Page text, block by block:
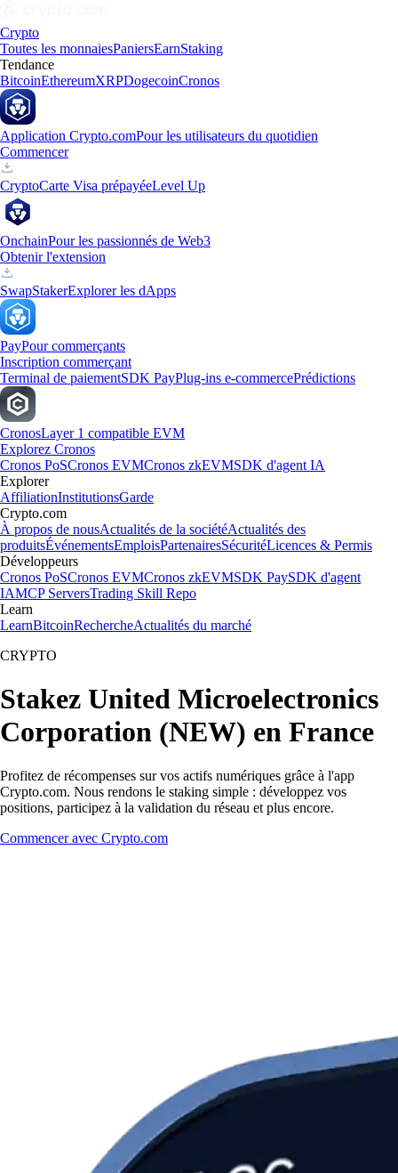
Crypto
Toutes les monnaiesPaniersEarnStaking
Tendance
BitcoinEthereumXRPDogecoinCronos
Application Crypto.comPour les utilisateurs du quotidien
Commencer
CryptoCarte Visa prépayéeLevel Up
OnchainPour les passionnés de Web3
Obtenir l'extension
SwapStakerExplorer les dApps
PayPour commerçants
Inscription commerçant
Terminal de paiementSDK PayPlug-ins e-commercePrédictions
CronosLayer 1 compatible EVM
Explorez Cronos
Cronos PoSCronos EVMCronos zkEVMSDK d'agent IA
Explorer
AffiliationInstitutionsGarde
Crypto.com
À propos de nousActualités de la sociétéActualités des
produitsÉvénementsEmploisPartenairesSécuritéLicences & Permis
Développeurs
Cronos PoSCronos EVMCronos zkEVMSDK PaySDK d'agent
IAMCP ServersTrading Skill Repo
Learn
LearnBitcoinRechercheActualités du marché
CRYPTO
Stakez United Microelectronics
Corporation (NEW) en France
Profitez de récompenses sur vos actifs numériques grâce à l'app
Crypto.com. Nous rendons le staking simple : développez vos
positions, participez à la validation du réseau et plus encore.
Commencer avec Crypto.com